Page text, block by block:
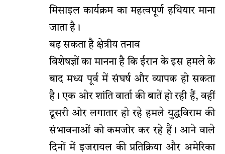
मिसाइल कार्यक्रम का महत्वपूर्ण हथियार माना
जाता है।
बढ़ सकता है क्षेत्रीय तनाव
विशेषज्ञों का मानना है कि ईरान के इस हमले के
बाद मध्य पूर्व में संघर्ष और व्यापक हो सकता
है। एक ओर शांति वार्ता की बातें हो रही हैं, वहीं
दूसरी ओर लगातार हो रहे हमले युद्धविराम की
संभावनाओं को कमजोर कर रहे हैं। आने वाले
दिनों में इजरायल की प्रतिक्रिया और अमेरिका